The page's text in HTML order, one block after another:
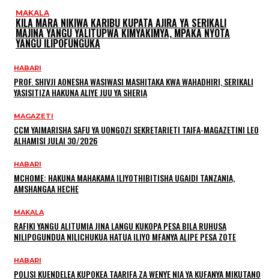
MAKALA
KILA MARA NIKIWA KARIBU KUPATA AJIRA YA SERIKALI
MAJINA YANGU YALITUPWA KIMYAKIMYA, MPAKA NYOTA
YANGU ILIPOFUNGUKA
HABARI
PROF. SHIVJI AONESHA WASIWASI MASHITAKA KWA WAHADHIRI, SERIKALI
YASISITIZA HAKUNA ALIYE JUU YA SHERIA
MAGAZETI
CCM YAIMARISHA SAFU YA UONGOZI SEKRETARIETI TAIFA-MAGAZETINI LEO
ALHAMISI JULAI 30/2026
HABARI
MCHOME: HAKUNA MAHAKAMA ILIYOTHIBITISHA UGAIDI TANZANIA,
AMSHANGAA HECHE
MAKALA
RAFIKI YANGU ALITUMIA JINA LANGU KUKOPA PESA BILA RUHUSA
NILIPOGUNDUA NILICHUKUA HATUA ILIYO MFANYA ALIPE PESA ZOTE
HABARI
POLISI KUENDELEA KUPOKEA TAARIFA ZA WENYE NIA YA KUFANYA MIKUTANO